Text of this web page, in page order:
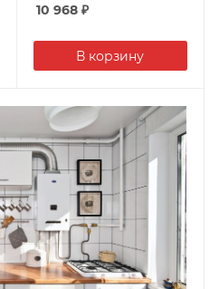
10 968₽
В корзину